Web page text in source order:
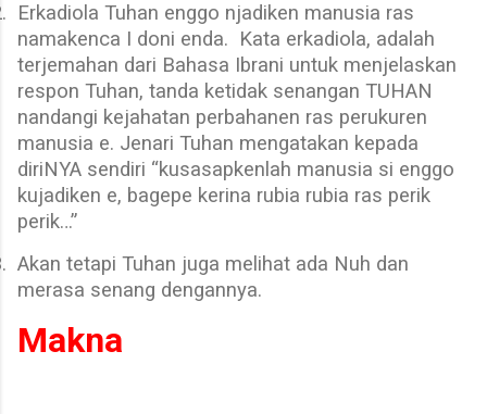
Erkadiola Tuhan enggo njadiken manusia ras
namakenca I doni enda. Kata erkadiola, adalah
terjemahan dari Bahasa Ibrani untuk menjelaskan
respon Tuhan, tanda ketidak senangan TUHAN
nandangi kejahatan perbahanen ras perukuren
manusia e. Jenari Tuhan mengatakan kepada
diriNYA sendiri “kusasapkenlah manusia si enggo
kujadiken e, bagepe kerina rubia rubia ras perik
perik…”
Akan tetapi Tuhan juga melihat ada Nuh dan
merasa senang dengannya.
Makna